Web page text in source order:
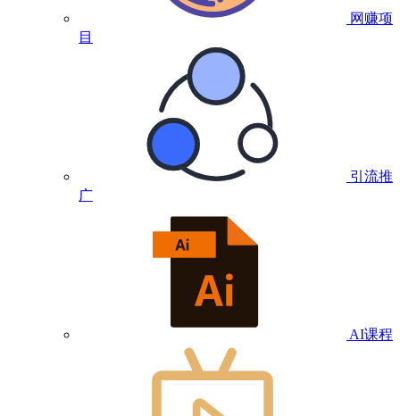
网赚项
目
引流推
广
AI课程